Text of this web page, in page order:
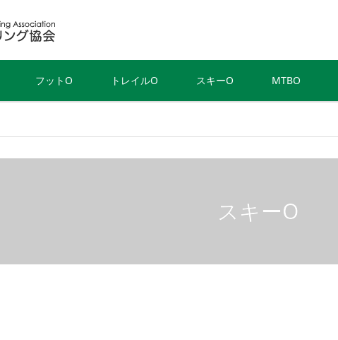
フットO トレイルO スキーO MTBO
スキーO